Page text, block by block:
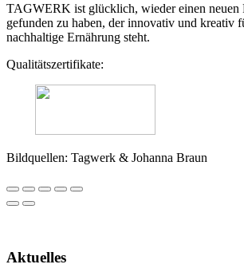
TAGWERK ist glücklich, wieder einen neuen
gefunden zu haben, der innovativ und kreativ
nachhaltige Ernährung steht.
Qualitätszertifikate:
Bildquellen: Tagwerk & Johanna Braun
Aktuelles